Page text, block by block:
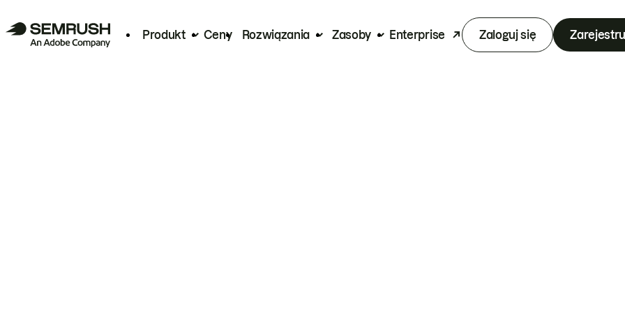
Produkt Ceny Rozwiązania Zasoby Enterprise Zaloguj się